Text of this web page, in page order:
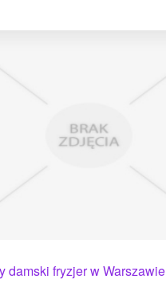
damski fryzjer w Warszawie